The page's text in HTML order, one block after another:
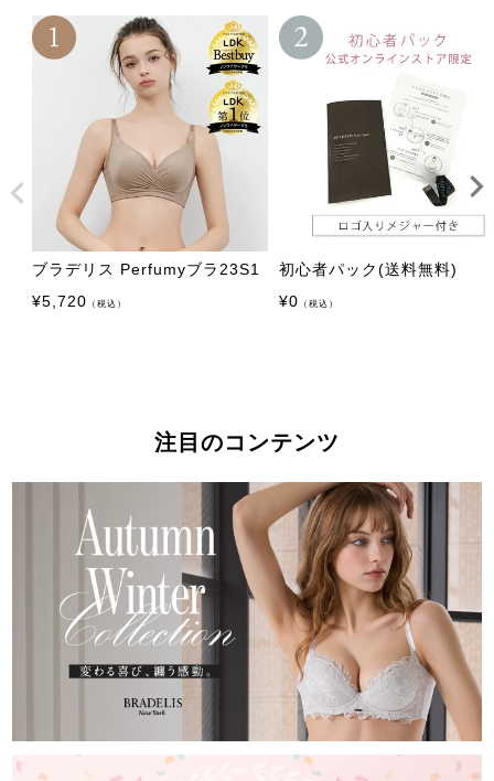
ブラデリス Perfumyブラ23S1
¥5,720 （税込）
初心者パック(送料無料)
¥0 （税込）
注目のコンテンツ